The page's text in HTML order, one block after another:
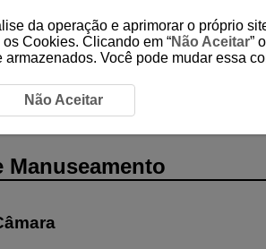
Manuseamento
da operação e aprimorar o próprio
Cookies. Clicando em “Não Aceitar”
Você pode mudar essa
Não Aceitar